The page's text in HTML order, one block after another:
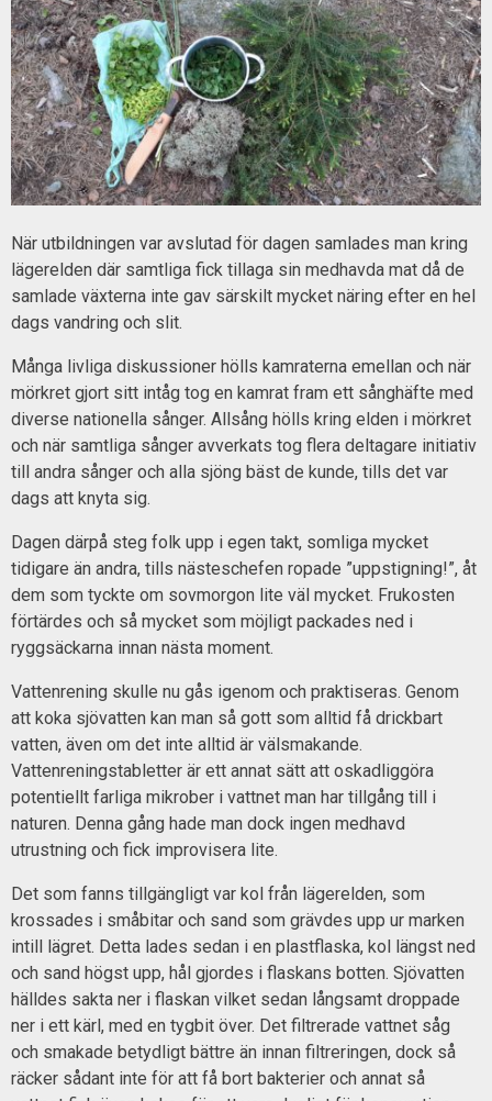
När utbildningen var avslutad för dagen samlades man kring
lägerelden där samtliga fick tillaga sin medhavda mat då de
samlade växterna inte gav särskilt mycket näring efter en hel
dags vandring och slit.
Många livliga diskussioner hölls kamraterna emellan och när
mörkret gjort sitt intåg tog en kamrat fram ett sånghäfte med
diverse nationella sånger. Allsång hölls kring elden i mörkret
och när samtliga sånger avverkats tog flera deltagare initiativ
till andra sånger och alla sjöng bäst de kunde, tills det var
dags att knyta sig.
Dagen därpå steg folk upp i egen takt, somliga mycket
tidigare än andra, tills nästeschefen ropade ”uppstigning!”, åt
dem som tyckte om sovmorgon lite väl mycket. Frukosten
förtärdes och så mycket som möjligt packades ned i
ryggsäckarna innan nästa moment.
Vattenrening skulle nu gås igenom och praktiseras. Genom
att koka sjövatten kan man så gott som alltid få drickbart
vatten, även om det inte alltid är välsmakande.
Vattenreningstabletter är ett annat sätt att oskadliggöra
potentiellt farliga mikrober i vattnet man har tillgång till i
naturen. Denna gång hade man dock ingen medhavd
utrustning och fick improvisera lite.
Det som fanns tillgängligt var kol från lägerelden, som
krossades i småbitar och sand som grävdes upp ur marken
intill lägret. Detta lades sedan i en plastflaska, kol längst ned
och sand högst upp, hål gjordes i flaskans botten. Sjövatten
hälldes sakta ner i flaskan vilket sedan långsamt droppade
ner i ett kärl, med en tygbit över. Det filtrerade vattnet såg
och smakade betydligt bättre än innan filtreringen, dock så
räcker sådant inte för att få bort bakterier och annat så